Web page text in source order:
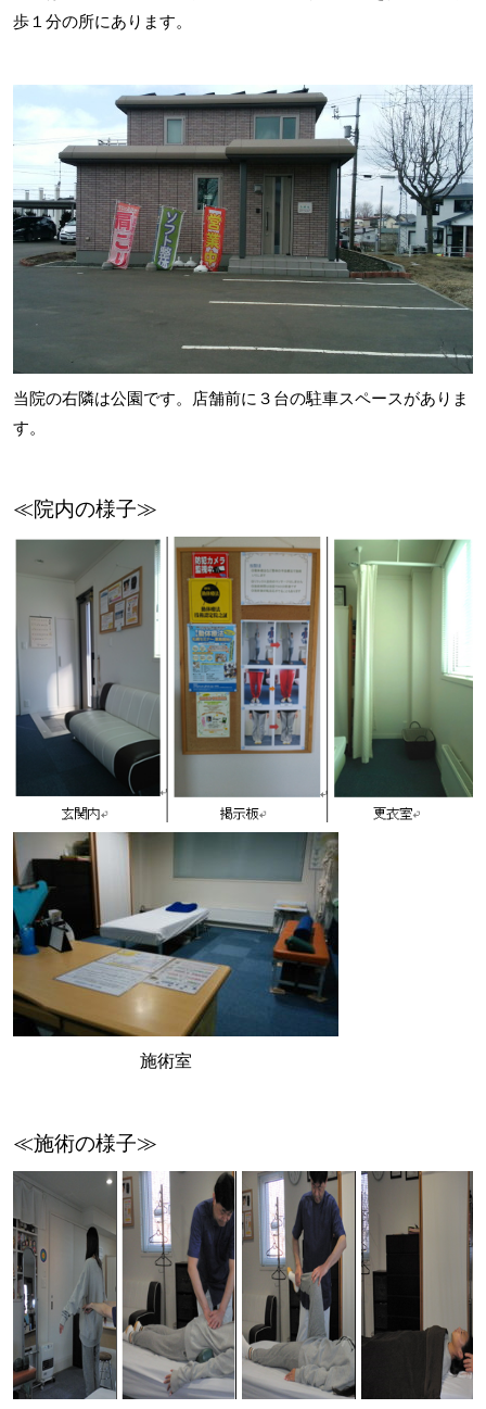
歩１分の所にあります。
当院の右隣は公園です。店舗前に３台の駐車スペースがありま
す。
≪院内の様子≫
施術室
≪施術の様子≫